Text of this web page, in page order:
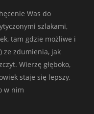
Was do
szlakami,
tam gdzie możliwe i
ze zdumienia, jak
Wierzę głęboko,
staje się lepszy,
w nim